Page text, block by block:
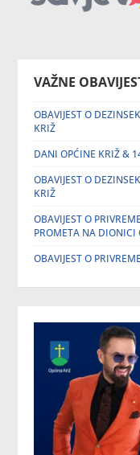
VAŽNE
OBAVIJEST O
KRIŽ
DANI OPĆINE KRIŽ &
OBAVIJEST O
KRIŽ
OBAVIJEST O
PROMETA NA DIONICI
OBAVIJEST O